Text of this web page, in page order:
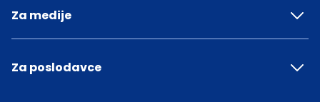
Za medije
Za poslodavce